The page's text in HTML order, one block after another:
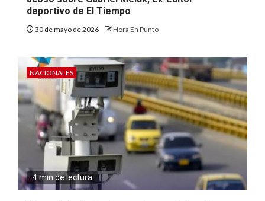
deportivo de El Tiempo
30 de mayo de 2026 Hora En Punto
NACIONALES
4 min de lectura